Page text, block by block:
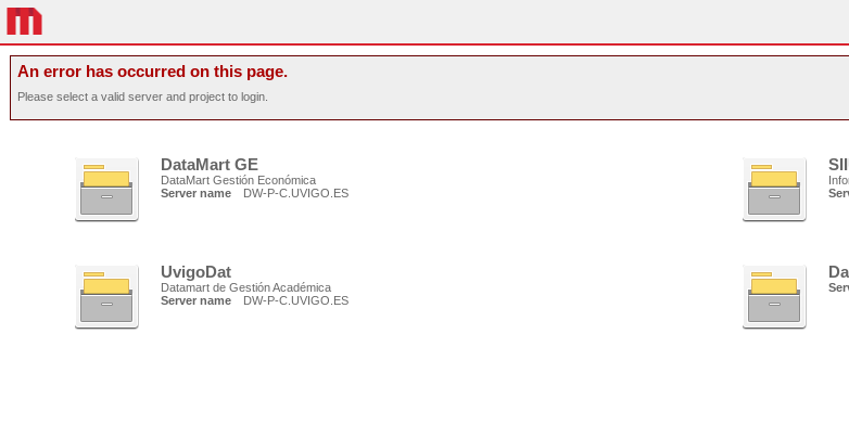
An error has occurred on this page.
Please select a valid server and project to login.
DataMart GE
DataMart Gestión Económica
Server name
DW-P-C.UVIGO.ES
UvigoDat
Datamart de Gestión Académica
Server name
DW-P-C.UVIGO.ES